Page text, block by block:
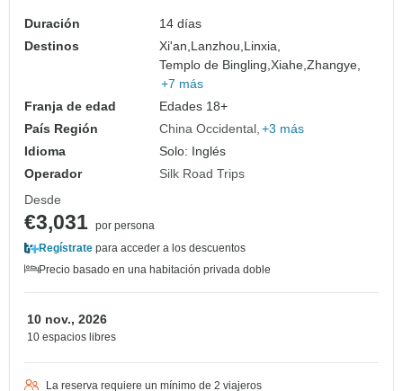
Duración
14 días
Destinos
Xi'an, Lanzhou, Linxia,
Templo de Bingling,Xiahe,Zhangye,
+7 más
Franja de edad
Edades 18+
País Región
China Occidental +3 más
Idioma
Solo: Inglés
Operador
Silk Road Trips
Desde
€3,031 por persona
Regístrate para acceder a los descuentos
Precio basado en una habitación privada doble
10 nov., 2026
10 espacios libres
La reserva requiere un mínimo de 2 viajeros